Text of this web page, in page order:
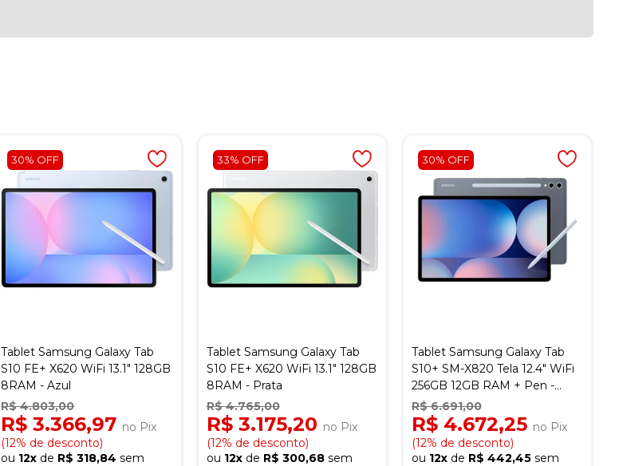
30% OFF
Tablet Samsung Galaxy Tab
S10 FE+ X620 WiFi 13.1" 128GB
8RAM - Azul
R$ 4.803,00
R$ 3.366,97 no Pix
(12% de desconto)
ou 12x de R$ 318,84 sem
33% OFF
Tablet Samsung Galaxy Tab
S10 FE+ X620 WiFi 13.1" 128GB
8RAM - Prata
R$ 4.765,00
R$ 3.175,20 no Pix
(12% de desconto)
ou 12xde R$ 300,68 sem
30% OFF
Tablet Samsung Galaxy Tab
S10+ SM-X820 Tela 12.4" WiFi
256GB 12GB RAM + Pen -
Cinza
R$ 6.691,00
R$ 4.672,25 no Pix
(12% de desconto)
ou 12xde R$ 442,45 sem